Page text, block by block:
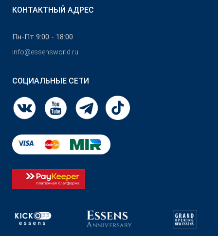
КОНТАКТНЫЙ АДРЕС
Пн-Пт 9:00 - 18:00
info@essensworld.ru
СОЦИАЛЬНЫЕ СЕТИ